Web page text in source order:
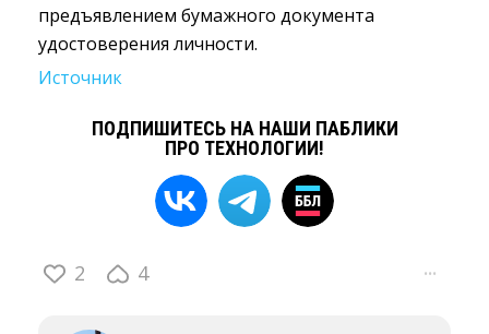
предъявлением бумажного документа
удостоверения личности.
Источник
ПОДПИШИТЕСЬ НА НАШИ ПАБЛИКИ
ПРО ТЕХНОЛОГИИ!
2 4 ···